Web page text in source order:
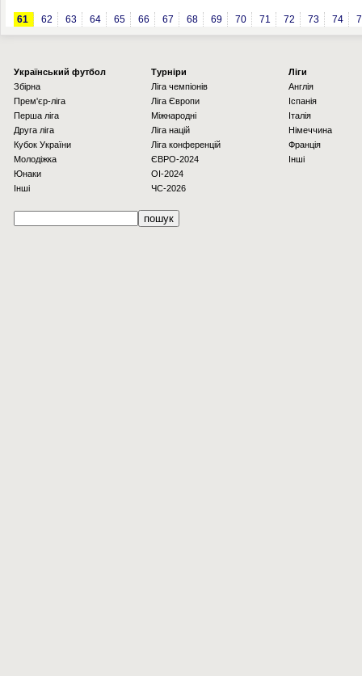
61 62 63 64 65 66 67 68 69 70 71 72 73 74
Українcький футбол
Збірна
Прем'єр-ліга
Перша ліга
Друга ліга
Кубок України
Молодіжка
Юнаки
Інші
Турніри
Ліга чемпіонів
Ліга Європи
Міжнародні
Ліга націй
Ліга конференцій
ЄВРО-2024
OI-2024
ЧС-2026
Ліги
Англія
Іспанія
Італія
Німеччина
Франція
Інші